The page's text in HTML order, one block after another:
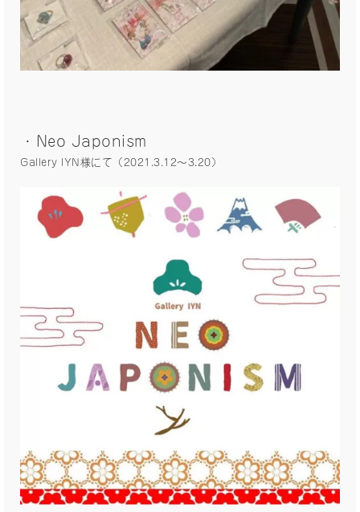
・Neo Japonism
Gallery IYN様にて（2021.3.12〜3.20）